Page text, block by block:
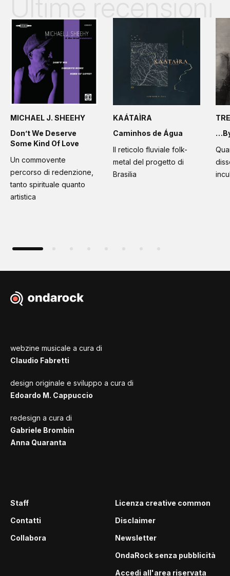
MICHAEL J. SHEEHY
Don’t We Deserve
Some Kind Of Love
Un commovente
percorso di redenzione,
tanto spirituale quanto
artistica
KAÁTAÌRA
Caminhos de Água
Il reticolo fluviale folk-
metal del progetto di
Brasilia
webzine musicale a cura di
Claudio Fabretti
design originale e sviluppo a cura di
Edoardo M. Cappuccio
redesign a cura di
Gabriele Brombin
Anna Quaranta
Staff
Contatti
Collabora
Licenza creative common
Disclaimer
Newsletter
OndaRock senza pubblicità
Accedi all'area riservata